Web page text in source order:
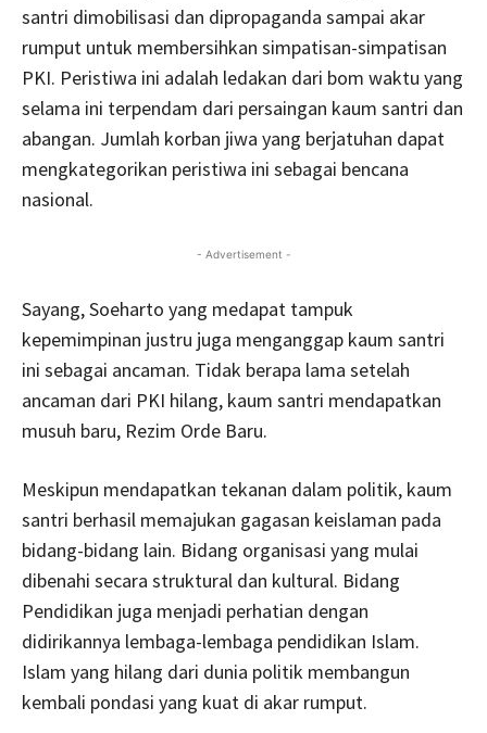
santri dimobilisasi dan dipropaganda sampai akar
rumput untuk membersihkan simpatisan-simpatisan
PKI. Peristiwa ini adalah ledakan dari bom waktu yang
selama ini terpendam dari persaingan kaum santri dan
abangan. Jumlah korban jiwa yang berjatuhan dapat
mengkategorikan peristiwa ini sebagai bencana
nasional.
- Advertisement -
Sayang, Soeharto yang medapat tampuk
kepemimpinan justru juga menganggap kaum santri
ini sebagai ancaman. Tidak berapa lama setelah
ancaman dari PKI hilang, kaum santri mendapatkan
musuh baru, Rezim Orde Baru.
Meskipun mendapatkan tekanan dalam politik, kaum
santri berhasil memajukan gagasan keislaman pada
bidang-bidang lain. Bidang organisasi yang mulai
dibenahi secara struktural dan kultural. Bidang
Pendidikan juga menjadi perhatian dengan
didirikannya lembaga-lembaga pendidikan Islam.
Islam yang hilang dari dunia politik membangun
kembali pondasi yang kuat di akar rumput.